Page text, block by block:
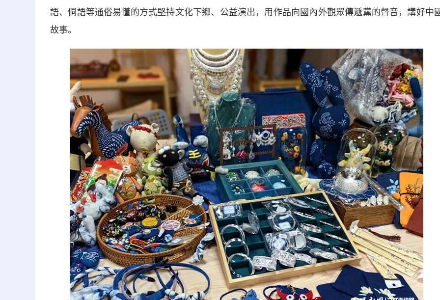
語、侗語等通俗易懂的方式堅持文化下鄉、公益演出，用作品向國內外觀眾傳遞黨的聲音，講好中
故事。